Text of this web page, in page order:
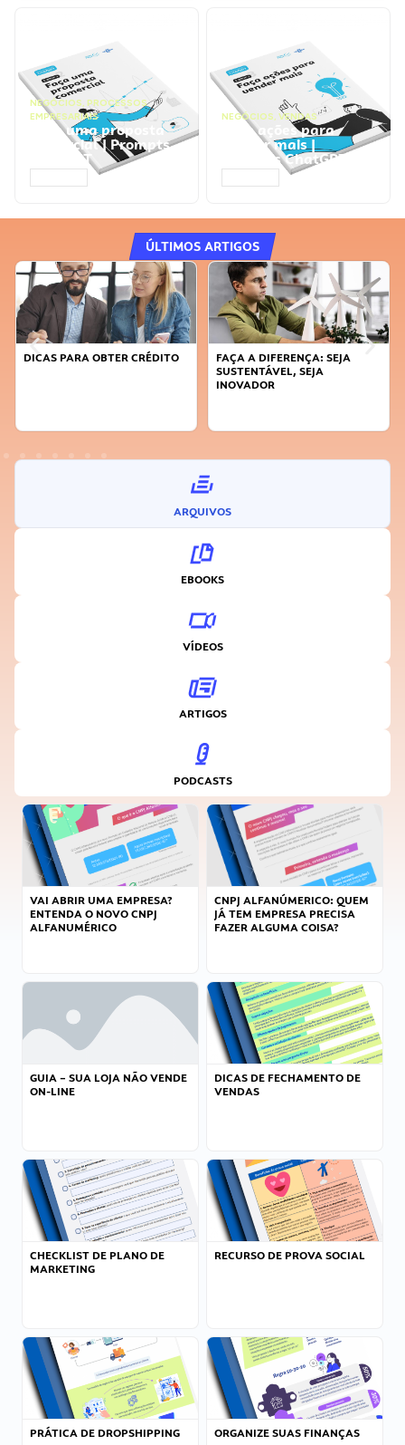
NEGÓCIOS, PROCESSOS
EMPRESARIAIS
Faça uma proposta
comercial | Prompts
ChatGPT
NEGÓCIOS, VENDAS
Faça ações para
vender mais |
Prompts ChatGPT
ÚLTIMOS ARTIGOS
DICAS PARA OBTER CRÉDITO
FAÇA A DIFERENÇA: SEJA
SUSTENTÁVEL, SEJA
INOVADOR
ARQUIVOS
EBOOKS
VÍDEOS
ARTIGOS
PODCASTS
VAI ABRIR UMA EMPRESA?
ENTENDA O NOVO CNPJ
ALFANUMÉRICO
CNPJ ALFANÚMERICO: QUEM
JÁ TEM EMPRESA PRECISA
FAZER ALGUMA COISA?
GUIA – SUA LOJA NÃO VENDE
ON-LINE
DICAS DE FECHAMENTO DE
VENDAS
CHECKLIST DE PLANO DE
MARKETING
RECURSO DE PROVA SOCIAL
PRÁTICA DE DROPSHIPPING ORGANIZE SUAS FINANÇAS